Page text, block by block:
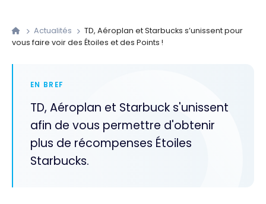
Actualités
TD, Aéroplan et Starbucks s’unissent pour
vous faire voir des Étoiles et des Points !
EN BREF
TD, Aéroplan et Starbuck s'unissent
afin de vous permettre d'obtenir
plus de récompenses Étoiles
Starbucks.